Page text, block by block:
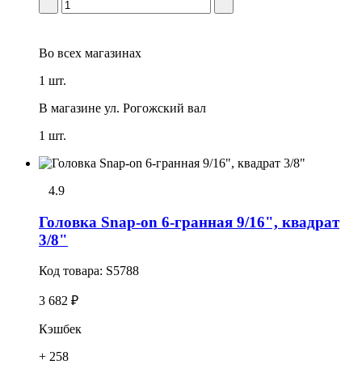
Во всех магазинах
1 шт.
В магазине ул. Рогожский вал
1 шт.
4.9
Головка Snap-on 6-гранная 9/16", квадрат
3/8"
Код товара: S5788
3 682 ₽
Кэшбек
+ 258